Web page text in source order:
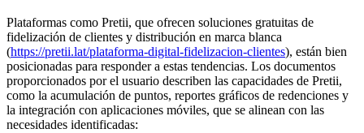
Plataformas como Pretii, que ofrecen soluciones gratuitas de
fidelización de clientes y distribución en marca blanca
(https://pretii.lat/plataforma-digital-fidelizacion-clientes), están bien
posicionadas para responder a estas tendencias. Los documentos
proporcionados por el usuario describen las capacidades de Pretii,
como la acumulación de puntos, reportes gráficos de redenciones y
la integración con aplicaciones móviles, que se alinean con las
necesidades identificadas: